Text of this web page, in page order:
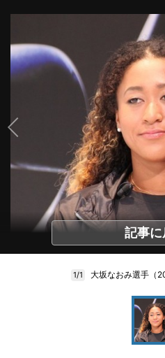
記事に
1/1 大坂なおみ選手（